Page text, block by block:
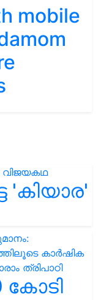
mobile
'കിയാര'
കോടി